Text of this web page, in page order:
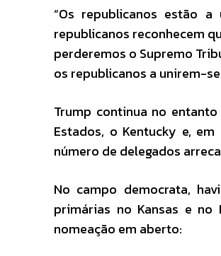
“Os republicanos estão
republicanos reconhecem
perderemos o Supremo
os republicanos a unirem-
Trump continua no
Estados, o Kentucky e,
número de delegados
No campo democrata,
primárias no Kansas e
nomeação em aberto: